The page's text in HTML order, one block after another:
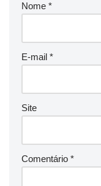
Nome *
E-mail *
Site
Comentário *